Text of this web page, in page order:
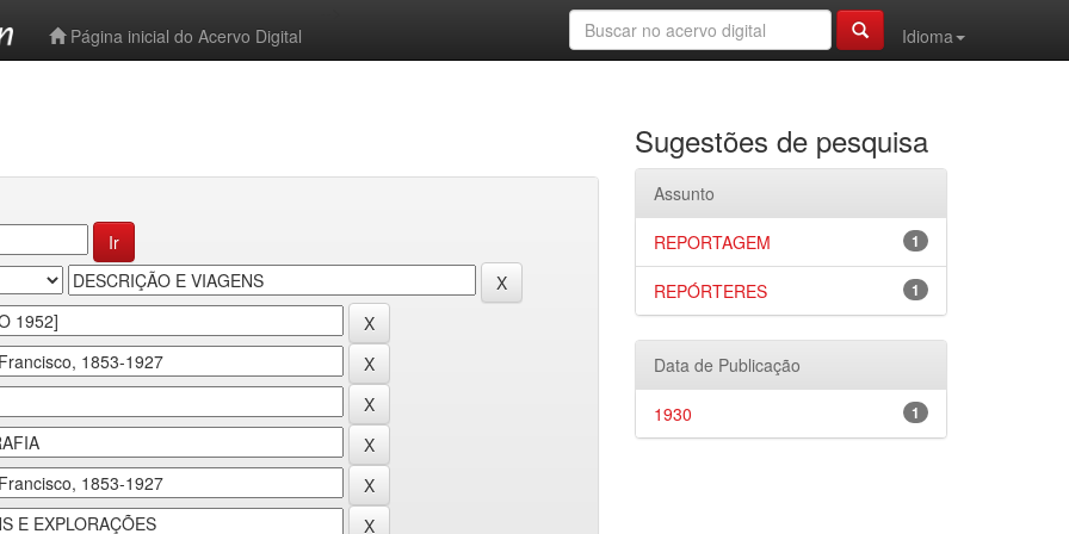
Página inicial do Acervo Digital
Idioma
Sugestões de pesquisa
Assunto
1
REPORTAGEM
1
REPÓRTERES
Data de Publicação
1
1930